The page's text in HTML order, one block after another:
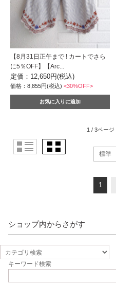
【8月31日正午まで ! カートでさら
に5％OFF】【Arc...
定価：12,650円(税込)
価格：8,855円(税込) <30%OFF>
1 / 3ページ
1
ショップ内からさがす
キーワード検索